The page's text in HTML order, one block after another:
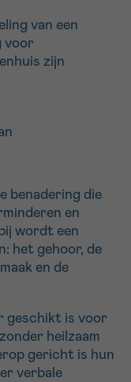
van een
voor
zijn
benadering die
en
wordt een
het gehoor, de
en de
geschikt is voor
heilzaam
gericht is hun
verbale